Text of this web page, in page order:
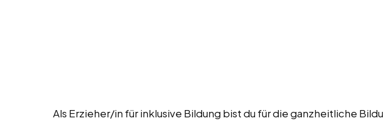
Als Erzieher/in für inklusive Bildung bist du für die ganzheitliche